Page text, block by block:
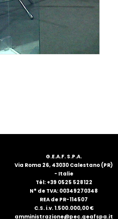
G.E.A.F. S.P.A.
Via Roma 26, 43030 Calestano (PR)
- Italie
Tél: +39 0525 528122
N° de TVA: 00349270348
REA de PR-114507
C.S. i.v. 1.500.000,00 €
amministrazione@pec.geafspa.it